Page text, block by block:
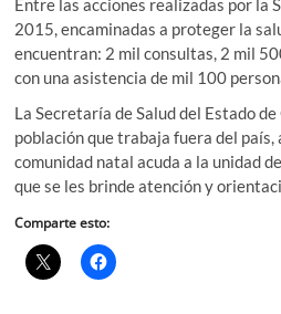
Entre las acciones realizadas por la
2015, encaminadas a proteger la
encuentran: 2 mil consultas, 2 mil
con una asistencia de mil 100
La Secretaría de Salud del Estado
población que trabaja fuera del país,
comunidad natal acuda a la unidad
que se les brinde atención y
Comparte esto: